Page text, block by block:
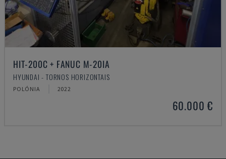
HIT-200C + FANUC M-20IA
HYUNDAI - TORNOS HORIZONTAIS
POLÓNIA 2022
60.000 €